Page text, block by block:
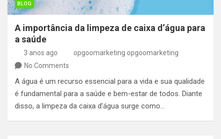
BLOG
A importância da limpeza de caixa d’água para
a saúde
3 anos ago
opgoomarketing opgoomarketing
No Comments
A água é um recurso essencial para a vida e sua qualidade
é fundamental para a saúde e bem-estar de todos. Diante
disso, a limpeza da caixa d’água surge como…